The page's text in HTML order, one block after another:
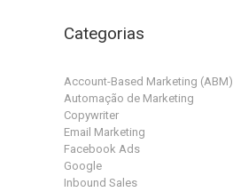
Categorias
Account-Based Marketing (ABM)
Automação de Marketing
Copywriter
Email Marketing
Facebook Ads
Google
Inbound Sales